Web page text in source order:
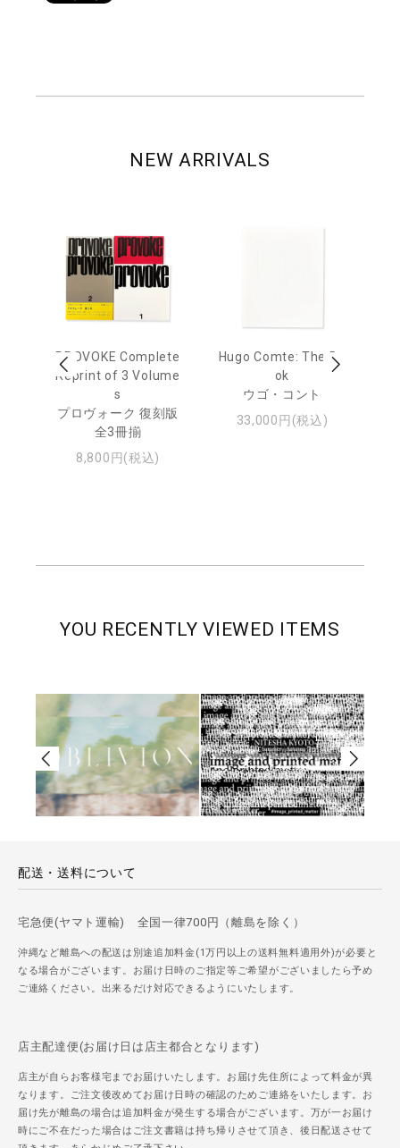
NEW ARRIVALS
PROVOKE Complete
Reprint of 3 Volume
s
プロヴォーク 復刻版
全3冊揃
8,800円(税込)
Hugo Comte: The Bo
ok
ウゴ・コント
33,000円(税込)
YOU RECENTLY VIEWED ITEMS
配送・送料について
宅急便(ヤマト運輸) 全国一律700円（離島を除く）
沖縄など離島への配送は別途追加料金(1万円以上の送料無料適用外)が必要と
なる場合がございます。お届け日時のご指定等ご希望がございましたら予め
ご連絡ください。出来るだけ対応できるようにいたします。
店主配達便(お届け日は店主都合となります)
店主が自らお客様宅までお届けいたします。お届け先住所によって料金が異
なります。ご注文後改めてお届け日時の確認のためご連絡をいたします。お
届け先が離島の場合は追加料金が発生する場合がございます。万が一お届け
時にご不在だった場合はご注文書籍は持ち帰りさせて頂き、後日配送させて